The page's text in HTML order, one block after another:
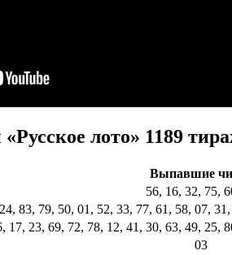
лото» 1189
Выпавшие
56, 16, 32, 75,
83, 79, 50, 01, 52, 33, 77, 61, 58, 07,
17, 23, 69, 72, 78, 12, 41, 30, 63, 49, 25,
03